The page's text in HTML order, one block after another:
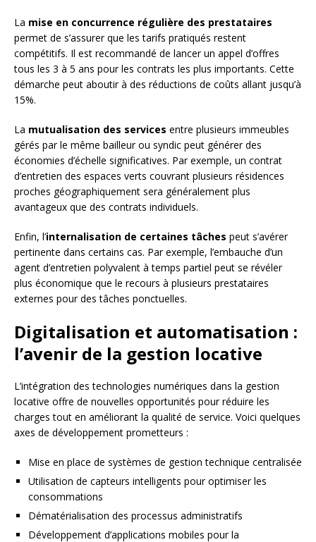
La mise en concurrence régulière des prestataires
permet de s’assurer que les tarifs pratiqués restent
compétitifs. Il est recommandé de lancer un appel d’offres
tous les 3 à 5 ans pour les contrats les plus importants. Cette
démarche peut aboutir à des réductions de coûts allant jusqu’à
15%.
La mutualisation des services entre plusieurs immeubles
gérés par le même bailleur ou syndic peut générer des
économies d’échelle significatives. Par exemple, un contrat
d’entretien des espaces verts couvrant plusieurs résidences
proches géographiquement sera généralement plus
avantageux que des contrats individuels.
Enfin, l’internalisation de certaines tâches peut s’avérer
pertinente dans certains cas. Par exemple, l’embauche d’un
agent d’entretien polyvalent à temps partiel peut se révéler
plus économique que le recours à plusieurs prestataires
externes pour des tâches ponctuelles.
Digitalisation et automatisation :
l’avenir de la gestion locative
L’intégration des technologies numériques dans la gestion
locative offre de nouvelles opportunités pour réduire les
charges tout en améliorant la qualité de service. Voici quelques
axes de développement prometteurs :
Mise en place de systèmes de gestion technique centralisée
Utilisation de capteurs intelligents pour optimiser les
consommations
Dématérialisation des processus administratifs
Développement d’applications mobiles pour la